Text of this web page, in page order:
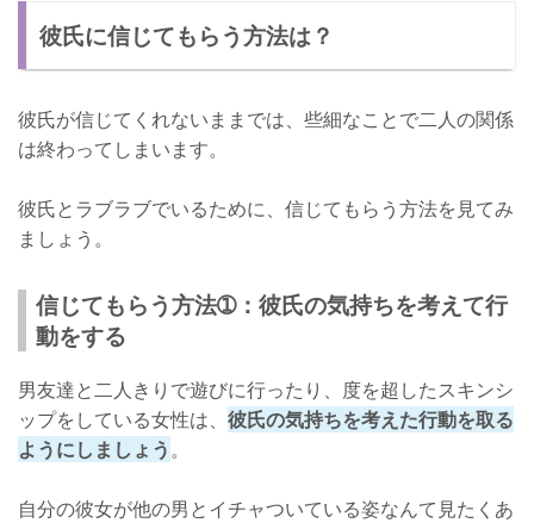
彼氏に信じてもらう方法は？
彼氏が信じてくれないままでは、些細なことで二人の関係
は終わってしまいます。
彼氏とラブラブでいるために、信じてもらう方法を見てみ
ましょう。
信じてもらう方法➀：彼氏の気持ちを考えて行
動をする
男友達と二人きりで遊びに行ったり、度を超したスキンシ
ップをしている女性は、 彼氏の気持ちを考えた行動を取る
ようにしましょう。
自分の彼女が他の男とイチャついている姿なんて見たくあ